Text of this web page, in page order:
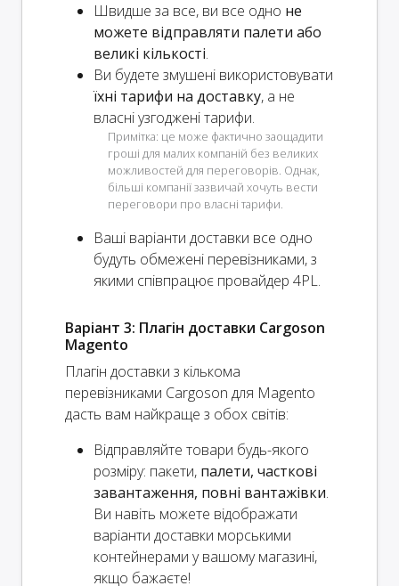
Швидше за все, ви все одно не
можете відправляти палети або
великі кількості.
Ви будете змушені використовувати
їхні тарифи на доставку, а не
власні узгоджені тарифи.
Примітка: це може фактично заощадити
гроші для малих компаній без великих
можливостей для переговорів. Однак,
більші компанії зазвичай хочуть вести
переговори про власні тарифи.
Ваші варіанти доставки все одно
будуть обмежені перевізниками, з
якими співпрацює провайдер 4PL.
Варіант 3: Плагін доставки Cargoson
Magento
Плагін доставки з кількома
перевізниками Cargoson для Magento
дасть вам найкраще з обох світів:
Відправляйте товари будь-якого
розміру: пакети, палети, часткові
завантаження, повні вантажівки.
Ви навіть можете відображати
варіанти доставки морськими
контейнерами у вашому магазині,
якщо бажаєте!